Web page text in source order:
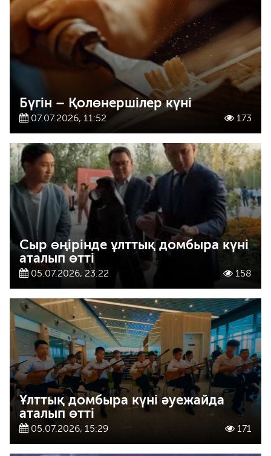
Бүгін – Қолөнершілер күні
07.07.2026, 11:52 173
Сыр өңірінде ұлттық домбыра күні
аталып өтті
05.07.2026, 23:22 158
Ұлттық домбыра күні әуежайда
аталып өтті
05.07.2026, 15:29 171